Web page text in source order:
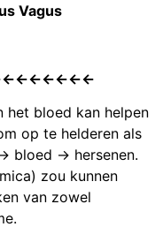
Vagus
het bloed kan helpen
op te helderen als
bloed → hersenen.
zou kunnen
van zowel